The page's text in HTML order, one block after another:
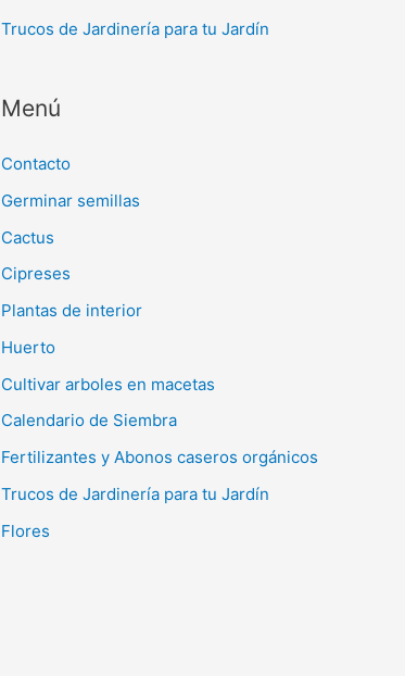
Trucos de Jardinería para tu Jardín
Menú
Contacto
Germinar semillas
Cactus
Cipreses
Plantas de interior
Huerto
Cultivar arboles en macetas
Calendario de Siembra
Fertilizantes y Abonos caseros orgánicos
Trucos de Jardinería para tu Jardín
Flores